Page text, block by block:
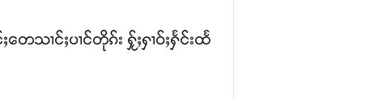
သၢင်ႈပၢင်တိုၵ်း ႁႂ်ႈႁၢဝ်ႈႁႅင်းထႅ